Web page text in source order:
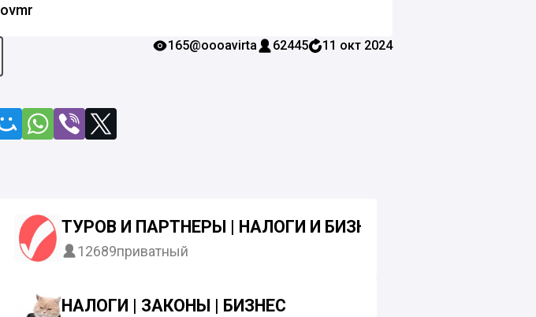
165@oooavirta 62445 11 окт 2024
БУХКЛИРТУРОВ И ПАРТНЕРЫ | НАЛОГИ И БИЗНЕС
12689приватный
НАЛОГИ | ЗАКОНЫ | БИЗНЕС